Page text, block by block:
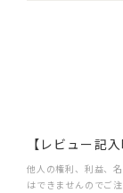
【レビュー記
他人の権利、利益、
はできませんのでご注